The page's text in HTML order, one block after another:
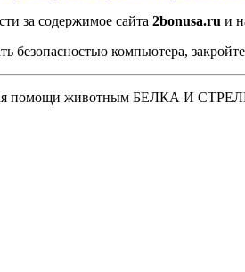
за содержимое сайта 2bonusa.ru и
безопасностью компьютера,
помощи животным БЕЛКА И